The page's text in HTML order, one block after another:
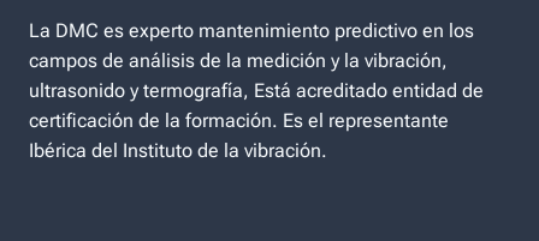
La DMC es experto mantenimiento predictivo en los
campos de análisis de la medición y la vibración,
ultrasonido y termografía, Está acreditado entidad de
certificación de la formación. Es el representante
Ibérica del Instituto de la vibración.